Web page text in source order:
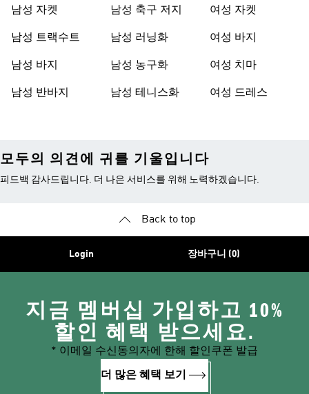
남성 자켓
남성 트랙수트
남성 바지
남성 반바지
남성 축구 저지
남성 러닝화
남성 농구화
남성 테니스화
여성 자켓
여성 바지
여성 치마
여성 드레스
모두의 의견에 귀를 기울입니다
피드백 감사드립니다. 더 나은 서비스를 위해 노력하겠습니다.
Back to top
Login 장바구니 (0)
지금 멤버십 가입하고 10%
할인 혜택 받으세요.
* 이메일 수신동의자에 한해 할인쿠폰 발급
더 많은 혜택 보기